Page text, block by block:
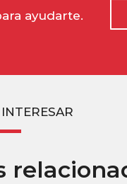
ayudarte.